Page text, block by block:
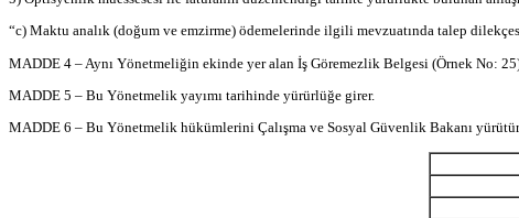
“c) Maktu analık (doğum ve emzirme) ödemelerinde ilgili mevzuatında talep
MADDE 4 – Aynı Yönetmeliğin ekinde yer alan İş Göremezlik Belgesi (Örnek No:
MADDE 5 – Bu Yönetmelik yayımı tarihinde yürürlüğe girer.
MADDE 6 – Bu Yönetmelik hükümlerini Çalışma ve Sosyal Güvenlik Bakanı